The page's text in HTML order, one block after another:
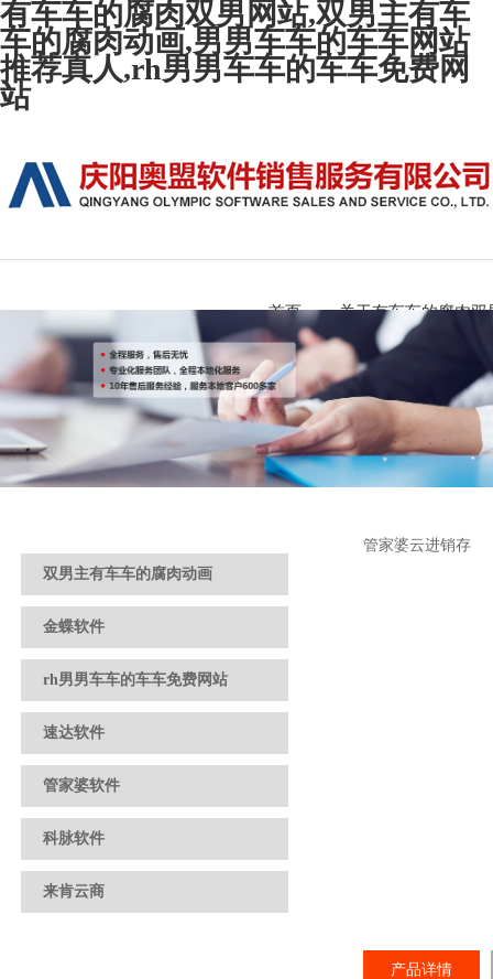
有车车的腐肉双男网站,双男主有车
车的腐肉动画,男男车车的车车网站
推荐真人,rh男男车车的车车免费网
站
首页 关于有车车的腐肉双
双男主有车车的腐肉动画
金蝶软件
rh男男车车的车车免费网站
速达软件
管家婆软件
科脉软件
来肯云商
管家婆云进销存
产品详情